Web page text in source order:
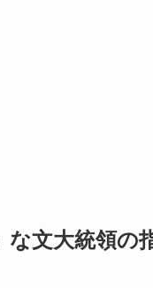
な文大統領